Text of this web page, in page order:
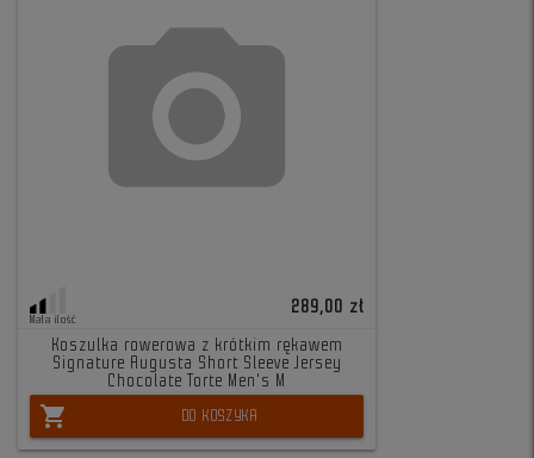
Mała ilość
289,00 zł
Koszulka rowerowa z krótkim rękawem
Signature Augusta Short Sleeve Jersey
Chocolate Torte Men's M
shopping_cart DO KOSZYKA